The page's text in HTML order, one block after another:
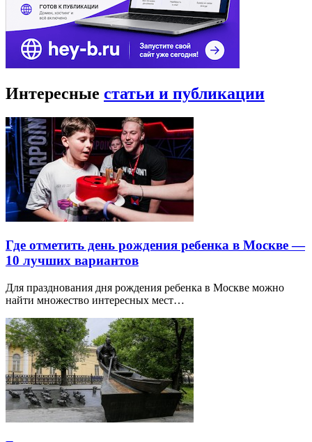
Интересные статьи и публикации
Где отметить день рождения ребенка в Москве —
10 лучших вариантов
Для празднования дня рождения ребенка в Москве можно
найти множество интересных мест…